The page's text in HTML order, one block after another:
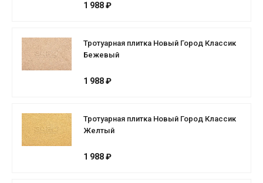
1 988 ₽
Тротуарная плитка Новый Город Классик
Бежевый
1 988 ₽
Тротуарная плитка Новый Город Классик
Желтый
1 988 ₽